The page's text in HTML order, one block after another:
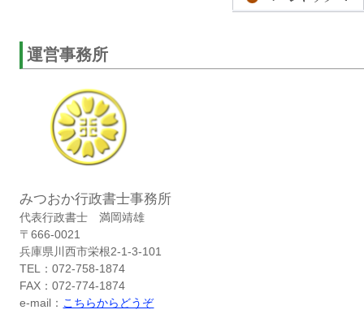
運営事務所
みつおか行政書士事務所
代表行政書士 満岡靖雄
〒666-0021
兵庫県川西市栄根2-1-3-101
TEL：072-758-1874
FAX：072-774-1874
e-mail： こちらからどうぞ